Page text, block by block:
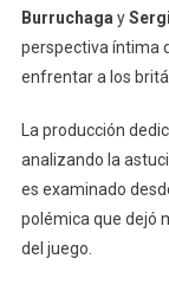
Burruchagay
perspectiva íntima
enfrentar a los
La producción
analizando la
es examinado
polémica que dejó
del juego.